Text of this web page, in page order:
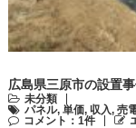
広島県三原市の設置
未分類
パネル, 単価, 収入, 売
コメント：1件